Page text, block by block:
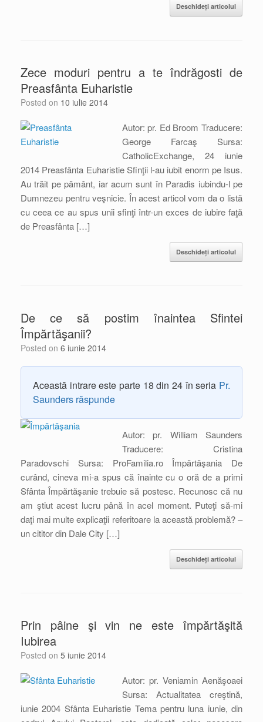
Deschideți articolul
Zece moduri pentru a te îndrăgosti de
Preasfânta Euharistie
Posted on 10 iulie 2014
Autor: pr. Ed Broom Traducere:
George Farcaş Sursa:
CatholicExchange, 24 iunie
2014 Preasfânta Euharistie Sfinţii l-au iubit enorm pe Isus.
Au trăit pe pământ, iar acum sunt în Paradis iubindu-l pe
Dumnezeu pentru veşnicie. În acest articol vom da o listă
cu ceea ce au spus unii sfinţi într-un exces de iubire faţă
de Preasfânta […]
Deschideți articolul
De ce să postim înaintea Sfintei
Împărtăşanii?
Posted on 6 iunie 2014
Această intrare este parte 18 din 24 în seria Pr.
Saunders răspunde
Autor: pr. William Saunders
Traducere: Cristina
Paradovschi Sursa: ProFamilia.ro Împărtăşania De
curând, cineva mi-a spus că înainte cu o oră de a primi
Sfânta Împărtăşanie trebuie să postesc. Recunosc că nu
am ştiut acest lucru până în acel moment. Puteţi să-mi
daţi mai multe explicaţii referitoare la această problemă? –
un cititor din Dale City […]
Deschideți articolul
Prin pâine şi vin ne este împărtăşită
Iubirea
Posted on 5 iunie 2014
Autor: pr. Veniamin Aenăşoaei
Sursa: Actualitatea creştină,
iunie 2004 Sfânta Euharistie Tema pentru luna iunie, din